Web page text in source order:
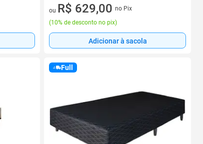
5 vez de R$ 139,78 sem juros
ou R$ 629,00 no Pix
(10% de desconto no pix)
Adicionar à sacola
Full